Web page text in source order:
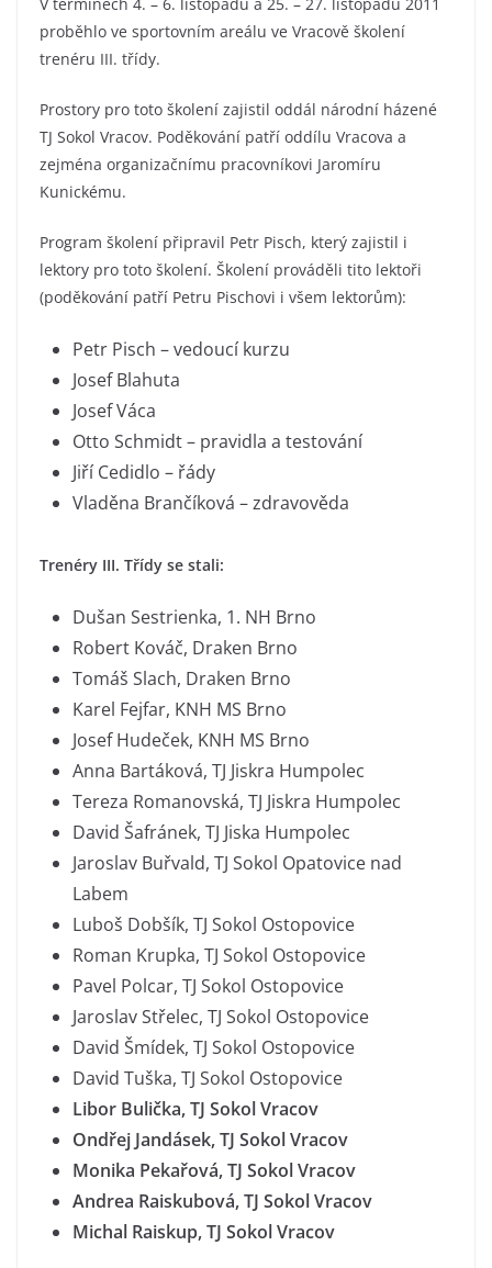
proběhlo ve sportovním areálu ve Vracově školení
trenéru III. třídy.
Prostory pro toto školení zajistil oddál národní házené
TJ Sokol Vracov. Poděkování patří oddílu Vracova a
zejména organizačnímu pracovníkovi Jaromíru
Kunickému.
Program školení připravil Petr Pisch, který zajistil i
lektory pro toto školení. Školení prováděli tito lektoři
(poděkování patří Petru Pischovi i všem lektorům):
Petr Pisch – vedoucí kurzu
Josef Blahuta
Josef Váca
Otto Schmidt – pravidla a testování
Jiří Cedidlo – řády
Vladěna Brančíková – zdravověda
Trenéry III. Třídy se stali:
Dušan Sestrienka, 1. NH Brno
Robert Kováč, Draken Brno
Tomáš Slach, Draken Brno
Karel Fejfar, KNH MS Brno
Josef Hudeček, KNH MS Brno
Anna Bartáková, TJ Jiskra Humpolec
Tereza Romanovská, TJ Jiskra Humpolec
David Šafránek, TJ Jiska Humpolec
Jaroslav Buřvald, TJ Sokol Opatovice nad
Labem
Luboš Dobšík, TJ Sokol Ostopovice
Roman Krupka, TJ Sokol Ostopovice
Pavel Polcar, TJ Sokol Ostopovice
Jaroslav Střelec, TJ Sokol Ostopovice
David Šmídek, TJ Sokol Ostopovice
David Tuška, TJ Sokol Ostopovice
Libor Bulička, TJ Sokol Vracov
Ondřej Jandásek, TJ Sokol Vracov
Monika Pekařová, TJ Sokol Vracov
Andrea Raiskubová, TJ Sokol Vracov
Michal Raiskup, TJ Sokol Vracov